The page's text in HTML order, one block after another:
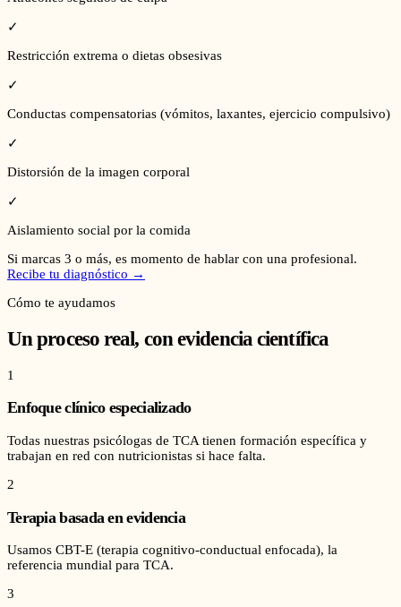
✓
Restricción extrema o dietas obsesivas
✓
Conductas compensatorias (vómitos, laxantes, ejercicio compulsivo)
✓
Distorsión de la imagen corporal
✓
Aislamiento social por la comida
Si marcas 3 o más, es momento de hablar con una profesional.
Recibe tu diagnóstico →
Cómo te ayudamos
Un proceso real, con evidencia científica
1
Enfoque clínico especializado
Todas nuestras psicólogas de TCA tienen formación específica y
trabajan en red con nutricionistas si hace falta.
2
Terapia basada en evidencia
Usamos CBT-E (terapia cognitivo-conductual enfocada), la
referencia mundial para TCA.
3